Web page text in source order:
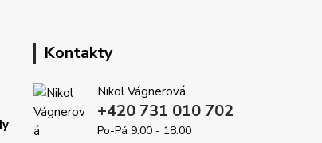
Kontakty
Nikol Vágnerová
+420 731 010 702
Po-Pá 9.00 - 18.00